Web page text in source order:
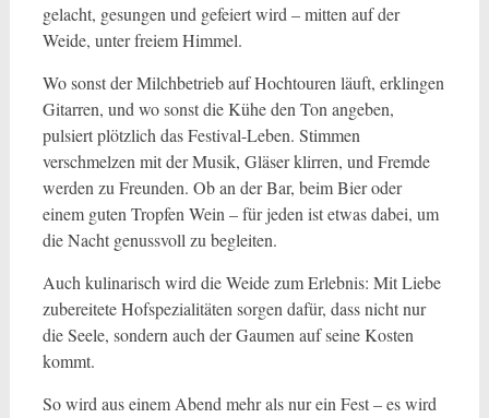
gelacht, gesungen und gefeiert wird – mitten auf der
Weide, unter freiem Himmel.
Wo sonst der Milchbetrieb auf Hochtouren läuft, erklingen
Gitarren, und wo sonst die Kühe den Ton angeben,
pulsiert plötzlich das Festival-Leben. Stimmen
verschmelzen mit der Musik, Gläser klirren, und Fremde
werden zu Freunden. Ob an der Bar, beim Bier oder
einem guten Tropfen Wein – für jeden ist etwas dabei, um
die Nacht genussvoll zu begleiten.
Auch kulinarisch wird die Weide zum Erlebnis: Mit Liebe
zubereitete Hofspezialitäten sorgen dafür, dass nicht nur
die Seele, sondern auch der Gaumen auf seine Kosten
kommt.
So wird aus einem Abend mehr als nur ein Fest – es wird